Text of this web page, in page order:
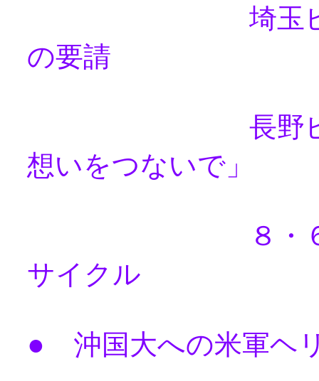
埼玉ピースサ
の要請
長野ピースサ
想いをつないで」
８・６ ヒロ
サイクル
● 沖国大への米軍ヘ